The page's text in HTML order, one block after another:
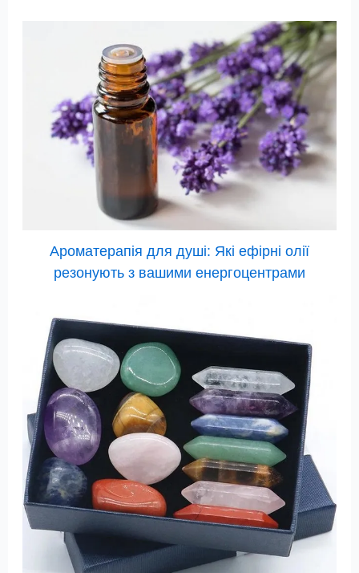
Ароматерапія для душі: Які ефірні олії
резонують з вашими енергоцентрами